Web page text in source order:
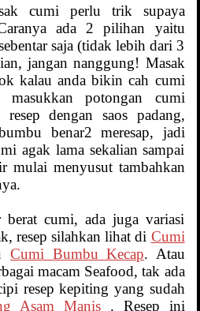
cumi perlu trik supaya
ada 2 pilihan yaitu
saja (tidak lebih dari 3
jangan nanggung! Masak
kalau anda bikin cah cumi
masukkan potongan cumi
dengan saos padang,
benar2 meresap, jadi
agak lama sekalian sampai
mulai menyusut tambahkan
berat cumi, ada juga variasi
resep silahkan lihat di Cumi
Cumi Bumbu Kecap. Atau
macam Seafood, tak ada
resep kepiting yang sudah
Asam Manis . Resep ini